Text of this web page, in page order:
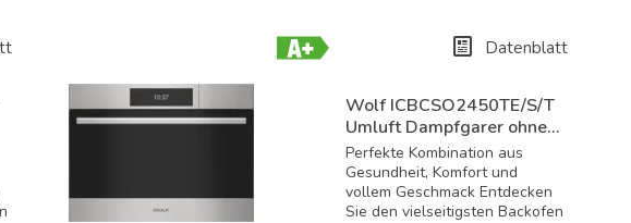
Energielabel- Datenblatt
Wolf ICBCSO2450TE/S/T
Umluft Dampfgarer ohne...
Perfekte Kombination aus
Gesundheit, Komfort und
vollem Geschmack Entdecken
Sie den vielseitigsten Backofen